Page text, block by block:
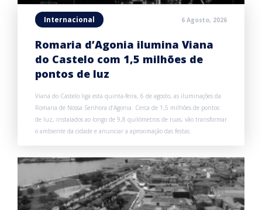
Internacional 6 Agosto, 2026
Romaria d’Agonia ilumina Viana
do Castelo com 1,5 milhões de
pontos de luz
Viana do Castelo liga esta quinta-feira, 6 de agosto, as iluminações da
Romaria de Nossa Senhora d’Agonia. Cerca de 1,5 milhões de pontos
de luz, instalados ao longo de 9,8 quilómetros de ruas, vão transformar
o ambiente da cidade e anunciar a aproximação das festas.